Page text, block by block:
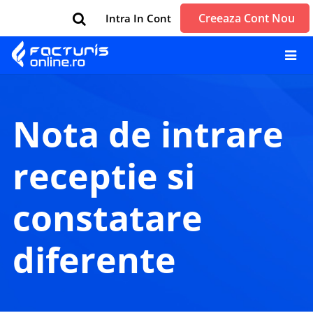
Intra In Cont Creeaza Cont Nou
nota de intrare
receptie si
constatare
diferente